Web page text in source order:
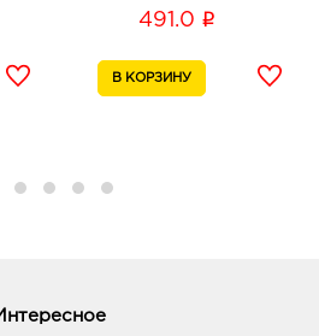
руб.
10:00 - 21:00
обл, г Липецк, ул А.Г. Стаханова,
491.0 i